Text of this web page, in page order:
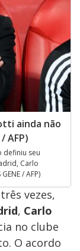
ainda não
AFP)
definiu seu
Carlo
/ AFP)
vezes,
, Carlo
no clube
O acordo